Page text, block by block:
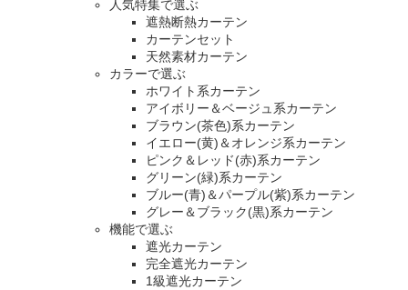
人気特集で選ぶ
遮熱断熱カーテン
カーテンセット
天然素材カーテン
カラーで選ぶ
ホワイト系カーテン
アイボリー＆ベージュ系カーテン
ブラウン(茶色)系カーテン
イエロー(黄)＆オレンジ系カーテン
ピンク＆レッド(赤)系カーテン
グリーン(緑)系カーテン
ブルー(青)＆パープル(紫)系カーテン
グレー＆ブラック(黒)系カーテン
機能で選ぶ
遮光カーテン
完全遮光カーテン
1級遮光カーテン